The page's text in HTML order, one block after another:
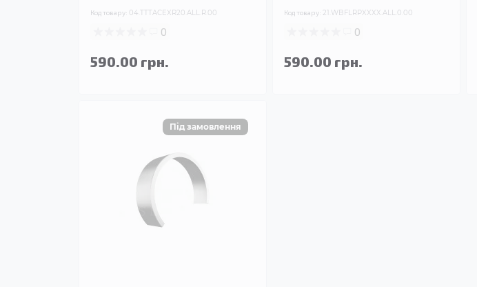
Код товару: 04.TTTACEXR20.ALL.R.00
0
590.00 грн.
Код товару: 21.WBFLRPXXXX.ALL.0.00
0
590.00 грн.